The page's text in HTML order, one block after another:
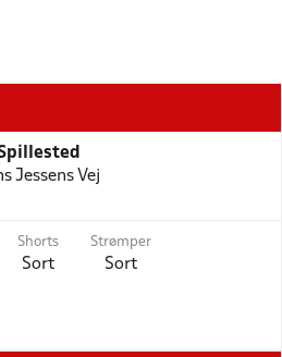
Jessens Vej
Shorts
Sort
Strømper
Sort